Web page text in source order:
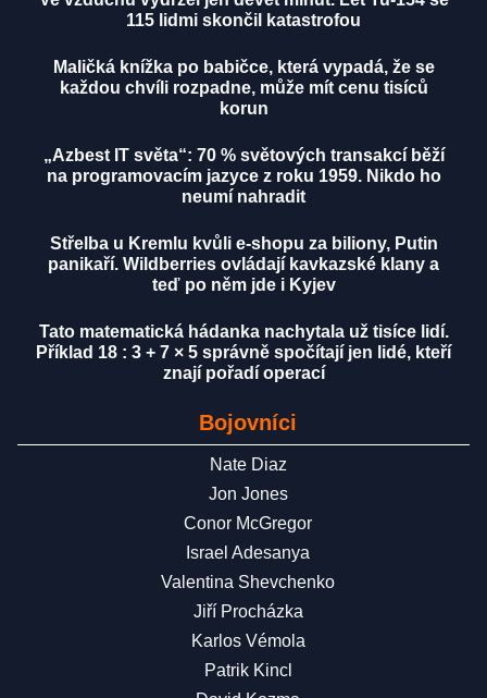
115 lidmi skončil katastrofou
Maličká knížka po babičce, která vypadá, že se
každou chvíli rozpadne, může mít cenu tisíců
korun
„Azbest IT světa“: 70 % světových transakcí běží
na programovacím jazyce z roku 1959. Nikdo ho
neumí nahradit
Střelba u Kremlu kvůli e-shopu za biliony, Putin
panikaří. Wildberries ovládají kavkazské klany a
teď po něm jde i Kyjev
Tato matematická hádanka nachytala už tisíce lidí.
Příklad 18 : 3 + 7 × 5 správně spočítají jen lidé, kteří
znají pořadí operací
Bojovníci
Nate Diaz
Jon Jones
Conor McGregor
Israel Adesanya
Valentina Shevchenko
Jiří Procházka
Karlos Vémola
Patrik Kincl